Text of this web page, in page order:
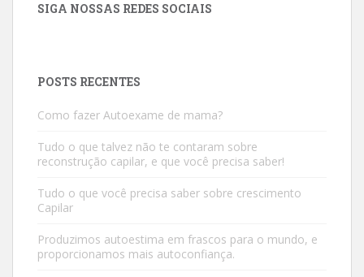
SIGA NOSSAS REDES SOCIAIS
POSTS RECENTES
Como fazer Autoexame de mama?
Tudo o que talvez não te contaram sobre
reconstrução capilar, e que você precisa saber!
Tudo o que você precisa saber sobre crescimento
Capilar
Produzimos autoestima em frascos para o mundo, e
proporcionamos mais autoconfiança.